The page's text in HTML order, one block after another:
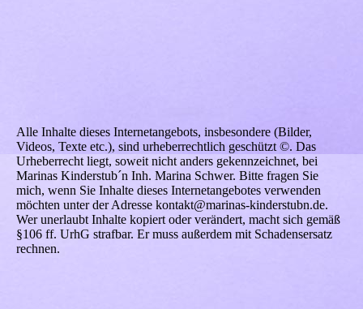
Alle Inhalte dieses Internetangebots, insbesondere (Bilder,
Videos, Texte etc.), sind urheberrechtlich geschützt ©. Das
Urheberrecht liegt, soweit nicht anders gekennzeichnet, bei
Marinas Kinderstub´n Inh. Marina Schwer. Bitte fragen Sie
mich, wenn Sie Inhalte dieses Internetangebotes verwenden
möchten unter der Adresse kontakt@marinas-kinderstubn.de.
Wer unerlaubt Inhalte kopiert oder verändert, macht sich gemäß
§106 ff. UrhG strafbar. Er muss außerdem mit Schadensersatz
rechnen.